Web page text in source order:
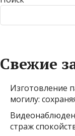
Свежие
Изготовление
могилу:
страж